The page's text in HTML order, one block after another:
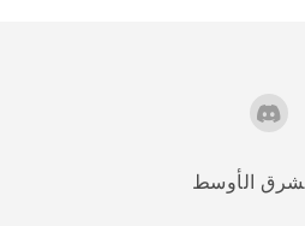
الأوسط